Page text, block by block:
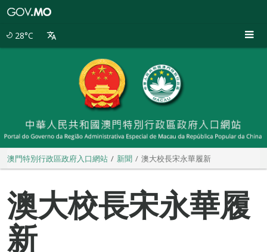
28°C
澳門特別行政區政府入口網站 新聞 澳大校長宋永華履新
澳大校長宋永華履
新